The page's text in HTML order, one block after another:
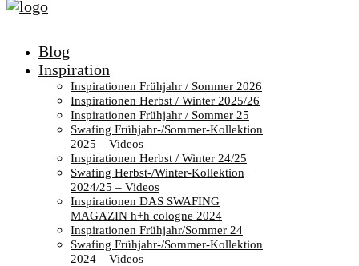
Blog
Inspiration
Inspirationen Frühjahr / Sommer 2026
Inspirationen Herbst / Winter 2025/26
Inspirationen Frühjahr / Sommer 25
Swafing Frühjahr-/Sommer-Kollektion
2025 – Videos
Inspirationen Herbst / Winter 24/25
Swafing Herbst-/Winter-Kollektion
2024/25 – Videos
Inspirationen DAS SWAFING
MAGAZIN h+h cologne 2024
Inspirationen Frühjahr/Sommer 24
Swafing Frühjahr-/Sommer-Kollektion
2024 – Videos